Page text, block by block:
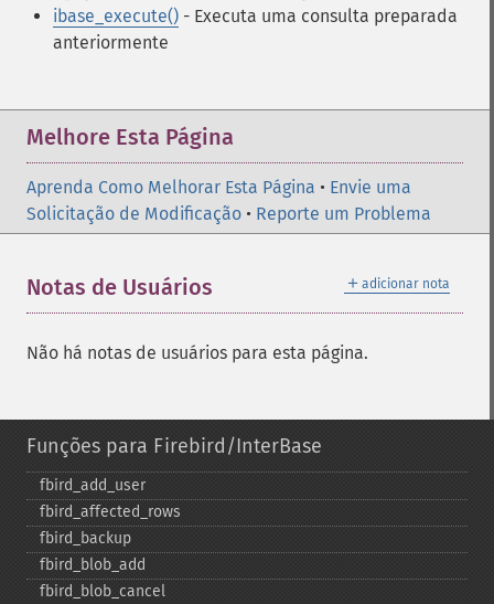
ibase_execute() - Executa uma consulta preparada
anteriormente
Melhore Esta Página
Aprenda Como Melhorar Esta Página • Envie uma
Solicitação de Modificação • Reporte um Problema
＋ adicionar nota
Notas de Usuários
Não há notas de usuários para esta página.
Funções para Firebird/InterBase
fbird_​add_​user
fbird_​affected_​rows
fbird_​backup
fbird_​blob_​add
fbird_​blob_​cancel